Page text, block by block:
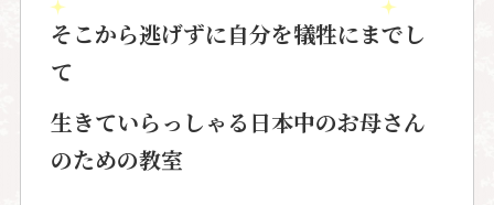
そこから逃げずに自分を犠牲にまでし
て
生きていらっしゃる日本中のお母さん
のための教室